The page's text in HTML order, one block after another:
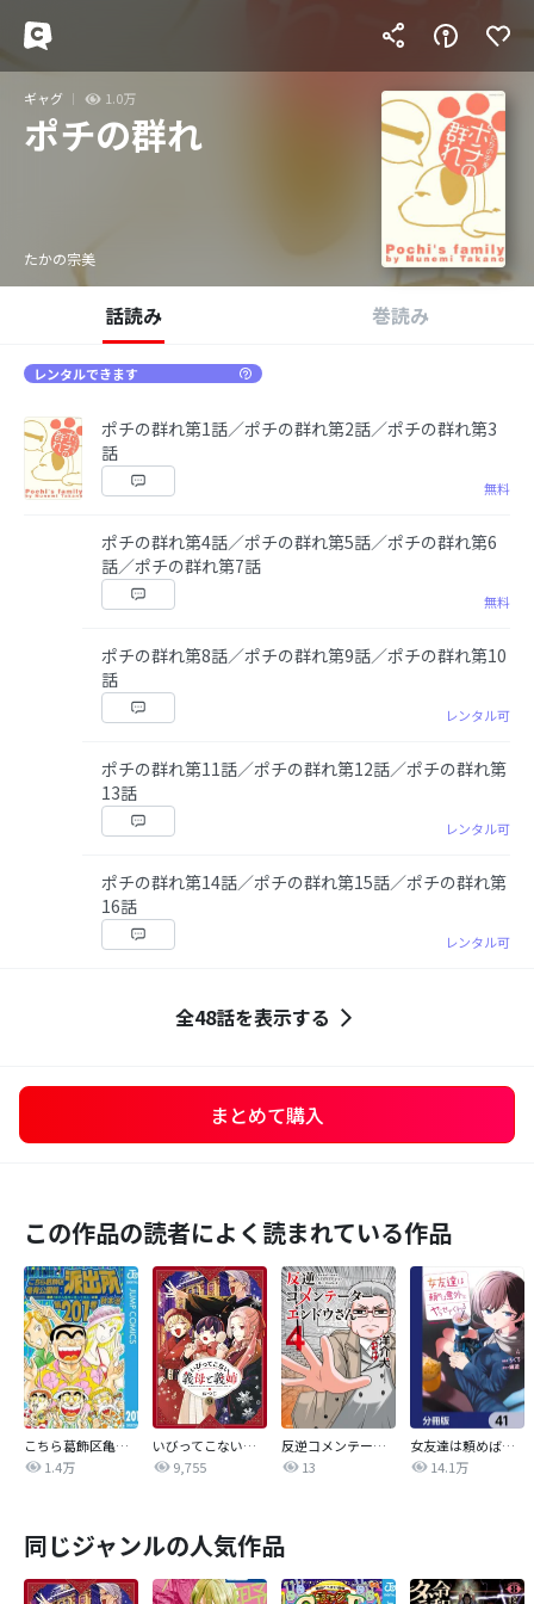
ギャグ 1.0万
ポチの群れ
たかの宗美
話読み 巻読み
レンタルできます
ポチの群れ第1話／ポチの群れ第2話／ポチの群れ第3
話
無料
ポチの群れ第4話／ポチの群れ第5話／ポチの群れ第6
話／ポチの群れ第7話
無料
ポチの群れ第8話／ポチの群れ第9話／ポチの群れ第10
話
レンタル可
ポチの群れ第11話／ポチの群れ第12話／ポチの群れ第
13話
レンタル可
ポチの群れ第14話／ポチの群れ第15話／ポチの群れ第
16話
レンタル可
全48話を表示する
まとめて購入
この作品の読者によく読まれている作品
こちら葛飾区亀有公園前派出所
1.4万
いびってこない義母と義姉
9,755
反逆コメンテーターエンドウさん
13
女友達は頼めば意外とヤらせてくれる【分冊版】
14.1万
同じジャンルの人気作品